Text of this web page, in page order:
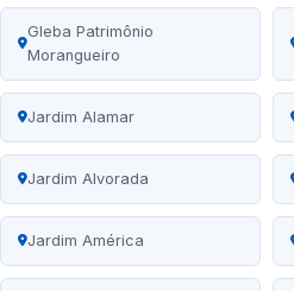
Gleba Patrimônio
Morangueiro
Jardim Alamar
Jardim Alvorada
Jardim América